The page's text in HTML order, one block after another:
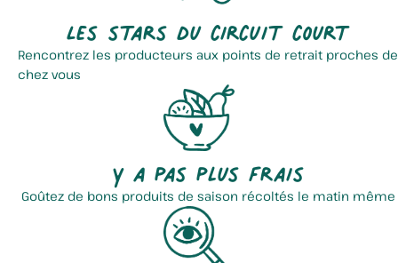
Les stars du circuit court
Rencontrez les producteurs aux points de retrait proches de
chez vous
Y a pas plus frais
Goûtez de bons produits de saison récoltés le matin même